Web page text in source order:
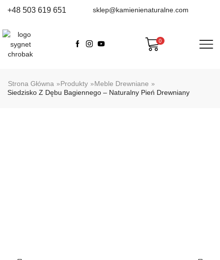
+48 503 619 651 sklep@kamienienaturalne.com
0
Strona Główna »Produkty »Meble Drewniane »
Siedzisko Z Dębu Bagiennego – Naturalny Pień Drewniany